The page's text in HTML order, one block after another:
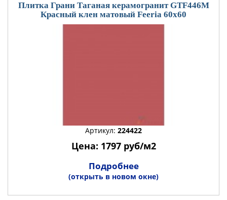
Плитка Грани Таганая керамогранит GTF446М
Красный клен матовый Feeria 60x60
Артикул: 224422
Цена: 1797 руб/м2
Подробнее
(открыть в новом окне)